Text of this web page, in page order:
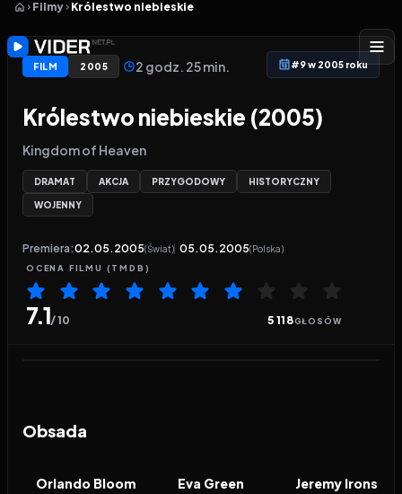
Filmy Królestwo niebieskie
FILM 2005 2 godz. 25 min. #9 w 2005 roku
Królestwo niebieskie (2005)
Kingdom of Heaven
DRAMAT AKCJA PRZYGODOWY HISTORYCZNY
WOJENNY
Premiera:02.05.2005(Świat) 05.05.2005(Polska)
OCENA FILMU (TMDB)
7.1/ 10 5 118GŁOSÓW
Obsada
Orlando Bloom Eva Green Jeremy Irons